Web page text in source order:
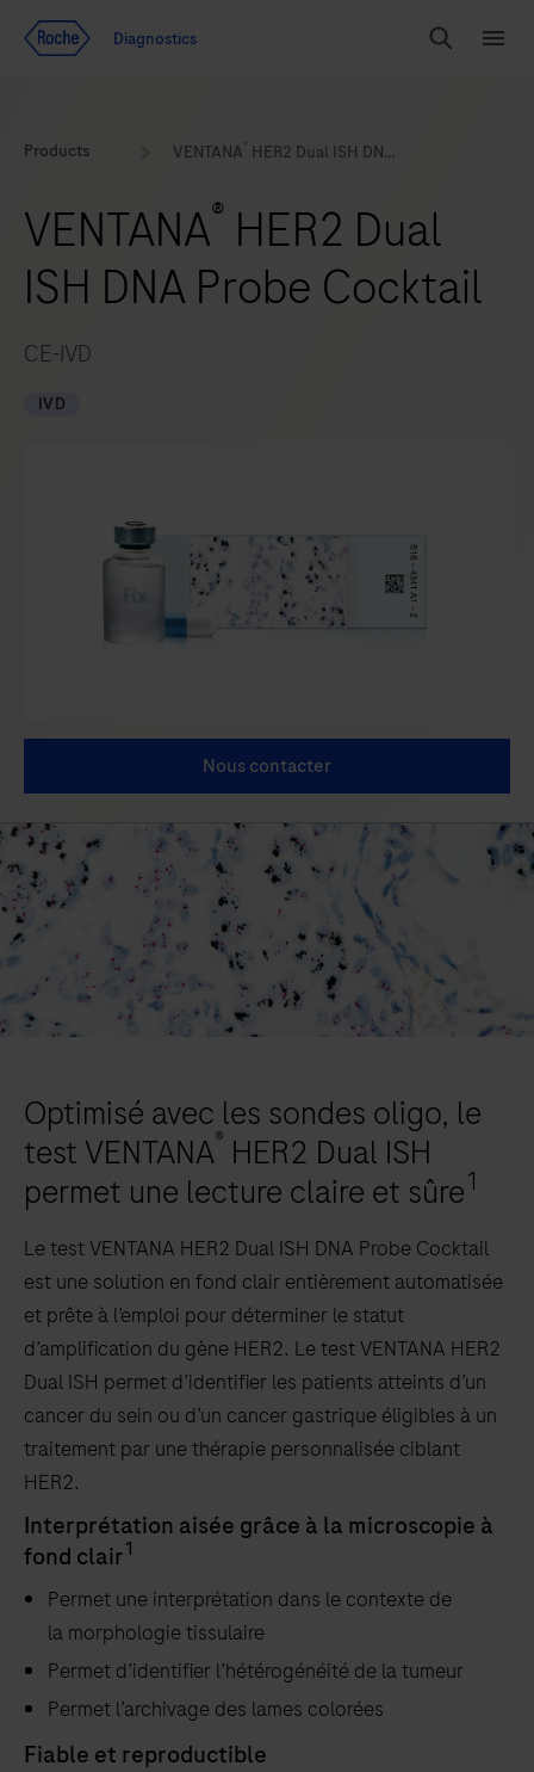
Diagnostics
Chercher
Products VENTANA HER2 Dual ISH DNA Probe Cocktail
VENTANA® HER2 Dual
ISH DNA Probe Cocktail
CE-IVD
IVD
Nous contacter
Optimisé avec les sondes oligo, le
test VENTANA® HER2 Dual ISH
permet une lecture claire et sûre1
Le test VENTANA HER2 Dual ISH DNA Probe Cocktail
est une solution en fond clair entièrement automatisée
et prête à l’emploi pour déterminer le statut
d’amplification du gène HER2. Le test VENTANA HER2
Dual ISH permet d’identifier les patients atteints d’un
cancer du sein ou d’un cancer gastrique éligibles à un
traitement par une thérapie personnalisée ciblant
HER2.
Interprétation aisée grâce à la microscopie à
fond clair1
Permet une interprétation dans le contexte de
la morphologie tissulaire
Permet d’identifier l’hétérogénéité de la tumeur
Permet l’archivage des lames colorées
Fiable et reproductible